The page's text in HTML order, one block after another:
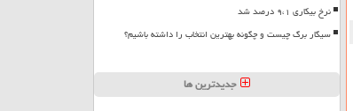
نرخ بیکاری ۹،۱ درصد شد
سیگار برگ چیست و چگونه بهترین انتخاب را داشته باشیم؟
جدیدترین ها